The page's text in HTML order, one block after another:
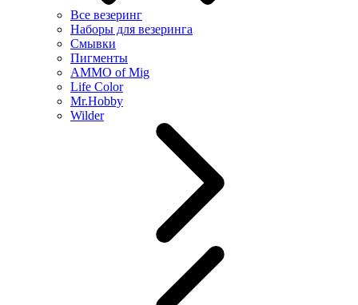
Все везеринг
Наборы для везеринга
Смывки
Пигменты
AMMO of Mig
Life Color
Mr.Hobby
Wilder